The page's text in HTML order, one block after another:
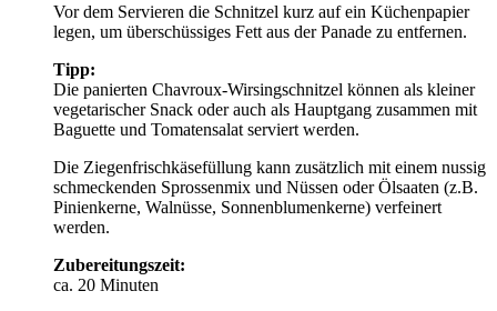
Vor dem Servieren die Schnitzel kurz auf ein Küchenpapier
legen, um überschüssiges Fett aus der Panade zu entfernen.
Tipp:
Die panierten Chavroux-Wirsingschnitzel können als kleiner
vegetarischer Snack oder auch als Hauptgang zusammen mit
Baguette und Tomatensalat serviert werden.
Die Ziegenfrischkäsefüllung kann zusätzlich mit einem nussig
schmeckenden Sprossenmix und Nüssen oder Ölsaaten (z.B.
Pinienkerne, Walnüsse, Sonnenblumenkerne) verfeinert
werden.
Zubereitungszeit:
ca. 20 Minuten